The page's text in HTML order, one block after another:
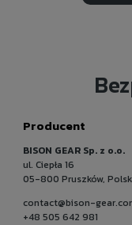
Producent
BISON GEAR Sp. z o.o.
ul. Ciepła 16
05-800 Pruszków,
contact@bison-
+48 505 642 981